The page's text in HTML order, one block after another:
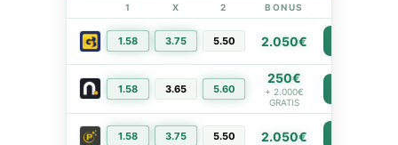
1 X 2 BONUS
1.58 3.75 5.50 2.050€
1.58 3.65 5.60
250€
+ 2.000€
GRATIS
1.58 3.75 5.50 2.050€